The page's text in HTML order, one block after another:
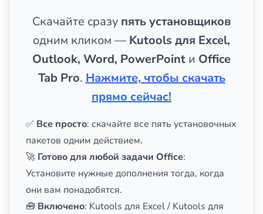
Скачайте сразу пять установщиков
одним кликом — Kutools для Excel,
Outlook, Word, PowerPoint и Office
Tab Pro. Нажмите, чтобы скачать
прямо сейчас!
✅ Все просто: скачайте все пять установочных
пакетов одним действием.
🚀 Готово для любой задачи Office:
Установите нужные дополнения тогда, когда
они вам понадобятся.
🧰 Включено: Kutools для Excel / Kutools для